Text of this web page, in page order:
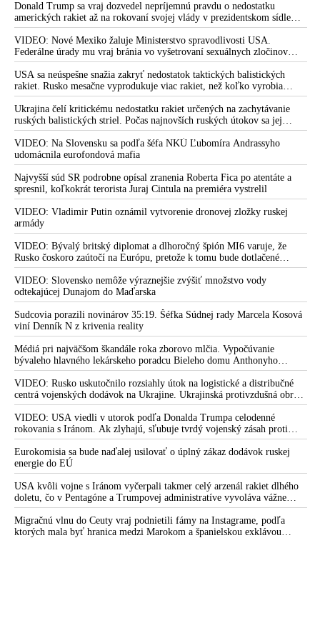
predstaviteľov štátu v SIS vážne obavy z toho, čo sa na
Slovensku deje
Zadržali kľúčového príslušníka NAKA svedčiaceho o tom, ako
samotní vyšetrovovatelia manipulujú výpovede kajúcnikov
Beňa podľa Zuriana tvrdil, že terajší kajúcnik Makó mal
vydierať Hegera a Matovič vraj sľúbil navýšiť rozpočet SIS o
20 miliónov eur, ak ho tajní zoberú do služby
VIDEO: Tajné stretnutie v SIS, manipulovanie vyšetrovania
citlivých káuz a politicky motivované stíhania ľudí. Smer-SD
hovorí o rozklade štátu a žiada zvolať mimoriadnu schôdzu
parlamentu
Advokátska komora kritizuje políciu za protizákonné
donucovanie obvinených
VIDEO: Emotívna spoveď advokáta Martina Ribára o 18 a pol
mesačnom pobyte vo väzbe
Ústavný súd nariadil Najvyššiemu súdu okamžite prepustiť z
väzby na slobodu advokáta Martina Ribára, ktorému bolo
porušené právo na osobnú slobodu a bezpečnosť
Kukláči z NAKA chceli zadržať svojho bývalého šéfa Zuriana,
ten je však v zahraničí. Polícia urobila v jeho dome domovú
prehliadku
Ochranou kriminálnikov Beňu a Makóa sa stáva Matovičov
režim zločineckým
Najvplyvnejší ľudia v štáte mali na tajnej schôdzke v SIS
hovoriť o vyšetrovaní veľkých káuz a ich manipulovaní
Odchádzajúci šéf NAKA vo svojom trestnom oznámení
uviedol, že Matovič mal záujem upratať kajúcnika Makóa do
SIS
Riaditeľa NAKA Zuriana vyštvali, lebo stúpil na otlak zberbe
okolo Pčolinského, Lipšica a spol.
Žitný: Tak ako generál Lučanský aj ďalší funkcionári NAKA
sú teraz donútení k odchodu z polície
Donald Trump sa vraj dozvedel nepríjemnú pravdu o nedostatku
amerických rakiet až na rokovaní svojej vlády v prezidentskom sídle
Camp David v Marylande, a preto musel odložiť plánované útoky na
Irán. Prezident USA sa pre to údajne pohádal so šéfom Pentagónu, lebo
bol presvedčený o opaku
VIDEO: Nové Mexiko žaluje Ministerstvo spravodlivosti USA.
Federálne úrady mu vraj bránia vo vyšetrovaní sexuálnych zločinov
organizátora pedofilnej siete Jeffreyho Epsteina. Ten mal nariadiť, aby
dve dievčatá zo zahraničia, ktoré boli uškrtené počas drsného
fetišistického sexu, pochovali v blízkosti jeho ranča v tomto americkom
štáte
USA sa neúspešne snažia zakryť nedostatok taktických balistických
rakiet. Rusko mesačne vyprodukuje viac rakiet, než koľko vyrobia
všetci producenti systémov Patriot dohromady
Ukrajina čelí kritickému nedostatku rakiet určených na zachytávanie
ruských balistických striel. Počas najnovších ruských útokov sa jej
nepodarilo zostreliť ani jednu. Volodymyr Zelenskyj sa v zúfalstve snaží
prostredníctvom NATO zabezpečiť ich dodávky
VIDEO: Na Slovensku sa podľa šéfa NKÚ Ľubomíra Andrassyho
udomácnila eurofondová mafia
Najvyšší súd SR podrobne opísal zranenia Roberta Fica po atentáte a
spresnil, koľkokrát terorista Juraj Cintula na premiéra vystrelil
VIDEO: Vladimir Putin oznámil vytvorenie dronovej zložky ruskej
armády
VIDEO: Bývalý britský diplomat a dlhoročný špión MI6 varuje, že
Rusko čoskoro zaútočí na Európu, pretože k tomu bude dotlačené
rovnako, ako bolo dotlačené k invázii na Ukrajinu v roku 2022.
Zelenskyj medzitým v Kyjeve naliehal na zhromaždených diplomatov,
aby vo svete zháňali energie pre Ukrajinu na zimu. Putin vraj bude
mobilizovať a vojna sa do zimy pravdepodobne neskončí
VIDEO: Slovensko nemôže výraznejšie zvýšiť množstvo vody
odtekajúcej Dunajom do Maďarska
Sudcovia porazili novinárov 35:19. Šéfka Súdnej rady Marcela Kosová
viní Denník N z krivenia reality
Médiá pri najväčšom škandále roka zborovo mlčia. Vypočúvanie
bývaleho hlavného lekárskeho poradcu Bieleho domu Anthonyho
Fauciho pred výborom amerického Senátu väčšina médií ignorovala
VIDEO: Rusko uskutočnilo rozsiahly útok na logistické a distribučné
centrá vojenských dodávok na Ukrajine. Ukrajinská protivzdušná obrana
nedokázala počas ničivého nočného útoku na Kyjev a jeho okolie
zachytiť ani jednu ruskú raketu
VIDEO: USA viedli v utorok podľa Donalda Trumpa celodenné
rokovania s Iránom. Ak zlyhajú, sľubuje tvrdý vojenský zásah proti
Teheránu
Eurokomisia sa bude naďalej usilovať o úplný zákaz dodávok ruskej
energie do EÚ
USA kvôli vojne s Iránom vyčerpali takmer celý arzenál rakiet dlhého
doletu, čo v Pentagóne a Trumpovej administratíve vyvoláva vážne
obavy o bojaschopnosť americkej armády v prípade vypuknutia
konfliktu s Čínou alebo Ruskom
Migračnú vlnu do Ceuty vraj podnietili fámy na Instagrame, podľa
ktorých mala byť hranica medzi Marokom a španielskou exklávou